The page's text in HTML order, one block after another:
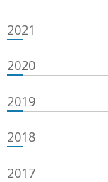
2021
2020
2019
2018
2017